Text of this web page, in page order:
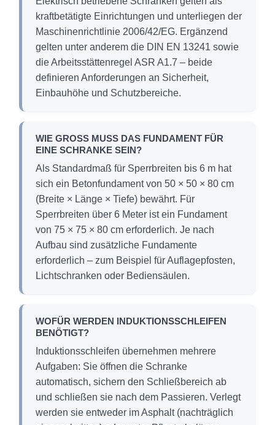
kraftbetätigte Einrichtungen und unterliegen der
Maschinenrichtlinie 2006/42/EG. Ergänzend
gelten unter anderem die DIN EN 13241 sowie
die Arbeitsstättenregel ASR A1.7 – beide
definieren Anforderungen an Sicherheit,
Einbauhöhe und Schutzbereiche.
WIE GROSS MUSS DAS FUNDAMENT FÜR E
INE SCHRANKE SEIN?
Als Standardmaß für Sperrbreiten bis 6 m hat
sich ein Betonfundament von 50 × 50 × 80 cm
(Breite × Länge × Tiefe) bewährt. Für
Sperrbreiten über 6 Meter ist ein Fundament
von 75 × 75 × 80 cm erforderlich. Je nach
Aufbau sind zusätzliche Fundamente
erforderlich – zum Beispiel für Auflagepfosten,
Lichtschranken oder Bediensäulen.
WOFÜR WERDEN INDUKTIONSSCHLEIFEN
BENÖTIGT?
Induktionsschleifen übernehmen mehrere
Aufgaben: Sie öffnen die Schranke
automatisch, sichern den Schließbereich ab
und schließen sie nach dem Passieren. Verlegt
werden sie entweder im Asphalt (nachträglich